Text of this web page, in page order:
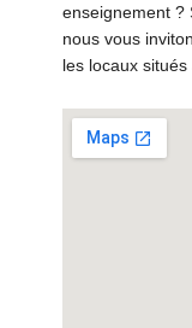
enseignement ?
nous vous
les locaux situés